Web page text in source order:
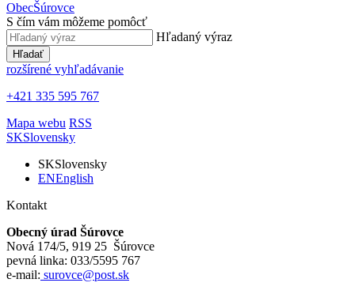
ObecŠúrovce
S čím vám môžeme pomôcť
Hľadaný výraz
Hľadať
rozšírené vyhľadávanie
+421 335 595 767
Mapa webu RSS
SKSlovensky
SKSlovensky
ENEnglish
Kontakt
Obecný úrad Šúrovce
Nová 174/5, 919 25 Šúrovce
pevná linka: 033/5595 767
e-mail: surovce@post.sk